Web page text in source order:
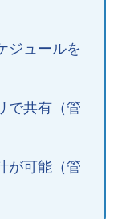
ジュールを
で共有（管
が可能（管